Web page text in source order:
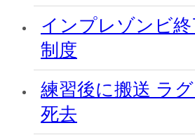
インプレゾンビ
制度
練習後に搬送 ラ
死去